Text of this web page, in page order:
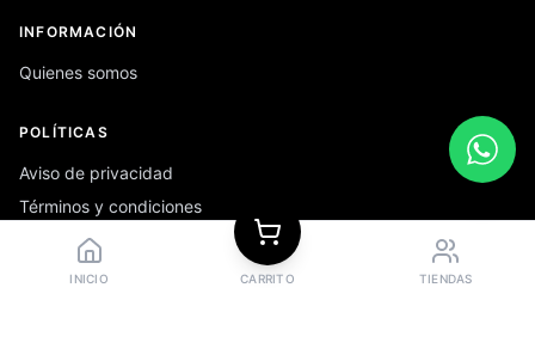
INICIO CARRITO TIENDAS
INFORMACIÓN
Quienes somos
POLÍTICAS
Aviso de privacidad
Términos y condiciones
Preguntas frecuentes